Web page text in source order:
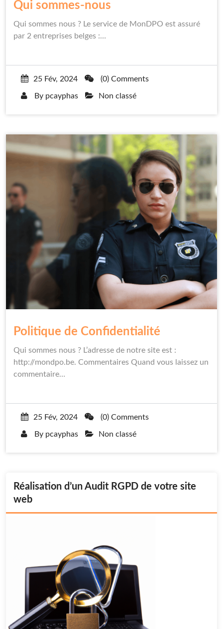
Qui sommes-nous
Qui sommes nous ? Le service de MonDPO est assuré
par 2 entreprises belges :…
25 Fév, 2024 (0) Comments
By pcayphas Non classé
Politique de Confidentialité
Qui sommes nous ? L’adresse de notre site est :
http://mondpo.be. Commentaires Quand vous laissez un
commentaire…
25 Fév, 2024 (0) Comments
By pcayphas Non classé
Réalisation d’un Audit RGPD de votre site
web